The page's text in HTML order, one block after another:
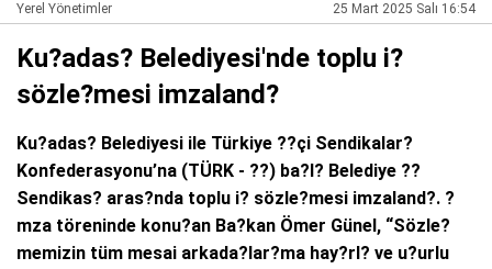
Yerel Yönetimler 25 Mart 2025 Salı 16:54
Ku?adas? Belediyesi'nde toplu i?
sözle?mesi imzaland?
Ku?adas? Belediyesi ile Türkiye ??çi Sendikalar?
Konfederasyonu’na (TÜRK - ??) ba?l? Belediye ??
Sendikas? aras?nda toplu i? sözle?mesi imzaland?. ?
mza töreninde konu?an Ba?kan Ömer Günel, “Sözle?
memizin tüm mesai arkada?lar?ma hay?rl? ve u?urlu